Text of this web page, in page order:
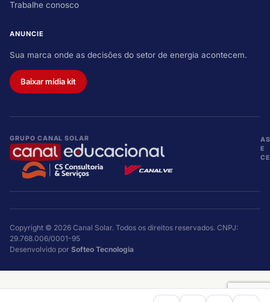
Trabalhe conosco
ANUNCIE
Sua marca onde as decisões do setor de energia acontecem.
Baixar mídia kit
GRUPO CANAL SOLAR
E
Copyright © 2026 Canal Solar. Todos os direitos reservados. CNPJ:
29.768.006/0001-95
Desenvolvido por Softeo Tecnologia